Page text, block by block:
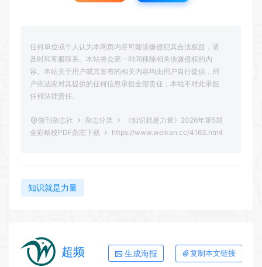
任何单位或个人认为本网页内容可能涉嫌侵犯其合法权益，请
及时和客服联系。本站将会第一时间移除相关涉嫌侵权的内
容。本站关于用户或其发布的相关内容均由用户自行提供，用
户依法应对其提供的任何信息承担全部责任，本站不对此承担
任何法律责任。
微刊杂志社 杂志分类
《知识就是力量》2026年第5期
全彩精校PDF杂志下载
https://www.weikan.cc/4163.html
知识就是力量
超频 生成海报 复制本文链接